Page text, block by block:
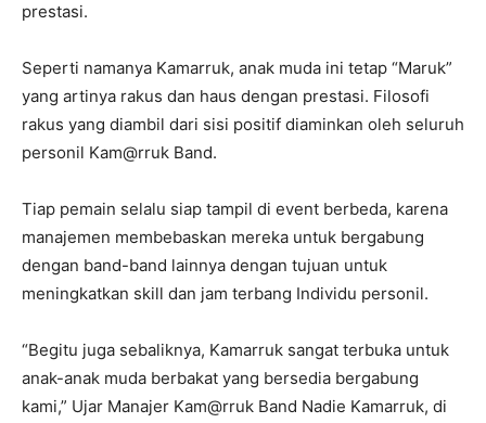
prestasi.
Seperti namanya Kamarruk, anak muda ini tetap “Maruk”
yang artinya rakus dan haus dengan prestasi. Filosofi
rakus yang diambil dari sisi positif diaminkan oleh seluruh
personil Kam@rruk Band.
Tiap pemain selalu siap tampil di event berbeda, karena
manajemen membebaskan mereka untuk bergabung
dengan band-band lainnya dengan tujuan untuk
meningkatkan skill dan jam terbang Individu personil.
“Begitu juga sebaliknya, Kamarruk sangat terbuka untuk
anak-anak muda berbakat yang bersedia bergabung
kami,” Ujar Manajer Kam@rruk Band Nadie Kamarruk, di